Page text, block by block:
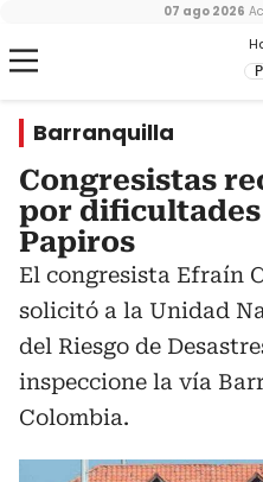
07 ago 2026
Barranquilla
Congresistas
por dificultades
Papiros
El congresista Efraín
solicitó a la Unidad
del Riesgo de
inspeccione la vía
Colombia.